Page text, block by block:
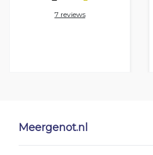
Meergenot.nl
7 reviews